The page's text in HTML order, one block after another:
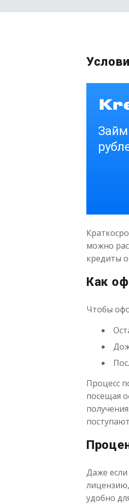
можно
кредиты
Как
Чтобы
Процесс
посещая
Даже
удобно